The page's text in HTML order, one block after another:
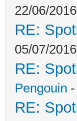
22/06/
RE:
05/07/
RE:
Pengouin
RE: